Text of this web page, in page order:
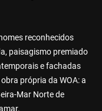
reconhecidos
paisagismo premiado
e fachadas
própria da WOA: a
Mar Norte de